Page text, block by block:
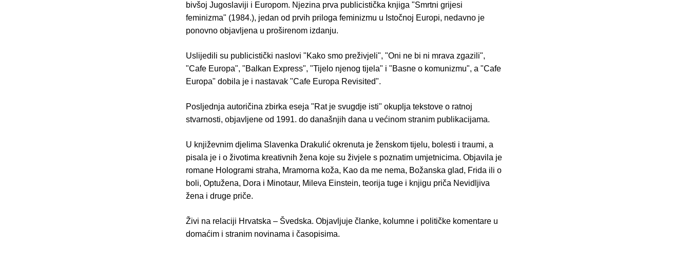
bivšoj Jugoslaviji i Europom. Njezina prva publicistička knjiga "Smrtni grijesi
feminizma" (1984.), jedan od prvih priloga feminizmu u Istočnoj Europi, nedavno je
ponovno objavljena u proširenom izdanju.
Uslijedili su publicistički naslovi "Kako smo preživjeli", "Oni ne bi ni mrava zgazili",
"Cafe Europa", "Balkan Express", "Tijelo njenog tijela" i "Basne o komunizmu", a "Cafe
Europa" dobila je i nastavak "Cafe Europa Revisited".
Posljednja autoričina zbirka eseja "Rat je svugdje isti" okuplja tekstove o ratnoj
stvarnosti, objavljene od 1991. do današnjih dana u većinom stranim publikacijama.
U književnim djelima Slavenka Drakulić okrenuta je ženskom tijelu, bolesti i traumi, a
pisala je i o životima kreativnih žena koje su živjele s poznatim umjetnicima. Objavila je
romane Hologrami straha, Mramorna koža, Kao da me nema, Božanska glad, Frida ili o
boli, Optužena, Dora i Minotaur, Mileva Einstein, teorija tuge i knjigu priča Nevidljiva
žena i druge priče.
Živi na relaciji Hrvatska – Švedska. Objavljuje članke, kolumne i političke komentare u
domaćim i stranim novinama i časopisima.